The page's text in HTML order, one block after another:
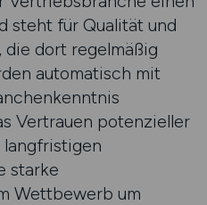
steht für Qualität und
dort regelmäßig
automatisch mit
Vertrauen potenzieller
starke
Wettbewerb um